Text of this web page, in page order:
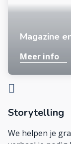
Magazine
Meer info
Storytelling
We helpen je